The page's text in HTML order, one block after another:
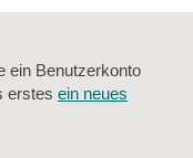
ein Benutzerkonto
erstes ein neues